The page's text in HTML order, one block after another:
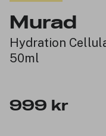
Murad
Hydration
50ml
999 kr